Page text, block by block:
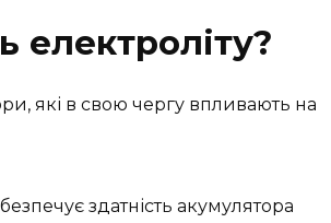
електроліту?
які в свою чергу впливають на
здатність акумулятора